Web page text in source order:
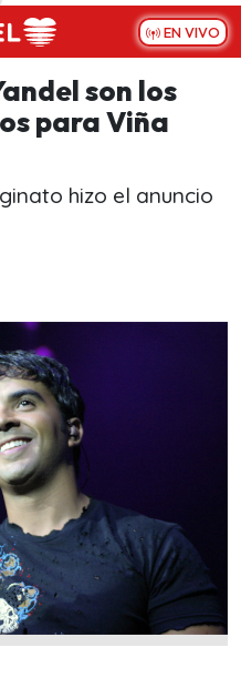
EN VIVO
son los
para Viña
hizo el anuncio